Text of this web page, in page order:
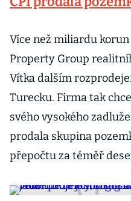
Více než miliardu
Property Group
Vítka dalším
Turecku. Firma tak
svého vysokého
prodala skupina
přepočtu za téměř